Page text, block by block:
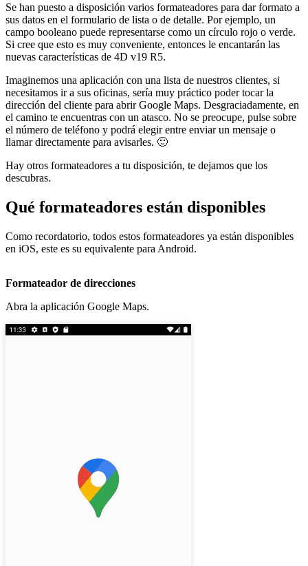
Se han puesto a disposición varios formateadores para dar formato a
sus datos en el formulario de lista o de detalle. Por ejemplo, un
campo booleano puede representarse como un círculo rojo o verde.
Si cree que esto es muy conveniente, entonces le encantarán las
nuevas características de 4D v19 R5.
Imaginemos una aplicación con una lista de nuestros clientes, si
necesitamos ir a sus oficinas, sería muy práctico poder tocar la
dirección del cliente para abrir Google Maps. Desgraciadamente, en
el camino te encuentras con un atasco. No se preocupe, pulse sobre
el número de teléfono y podrá elegir entre enviar un mensaje o
llamar directamente para avisarles. 🙂
Hay otros formateadores a tu disposición, te dejamos que los
descubras.
Qué formateadores están disponibles
Como recordatorio, todos estos formateadores ya están disponibles
en iOS, este es su equivalente para Android.
Formateador de direcciones
Abra la aplicación Google Maps.